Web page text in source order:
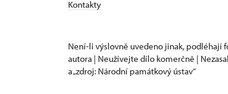
Kontakty
Není-li výslovně uvedeno jinak, podléhají
autora | Neužívejte dílo komerčně |
a „zdroj: Národní památkový ústav“